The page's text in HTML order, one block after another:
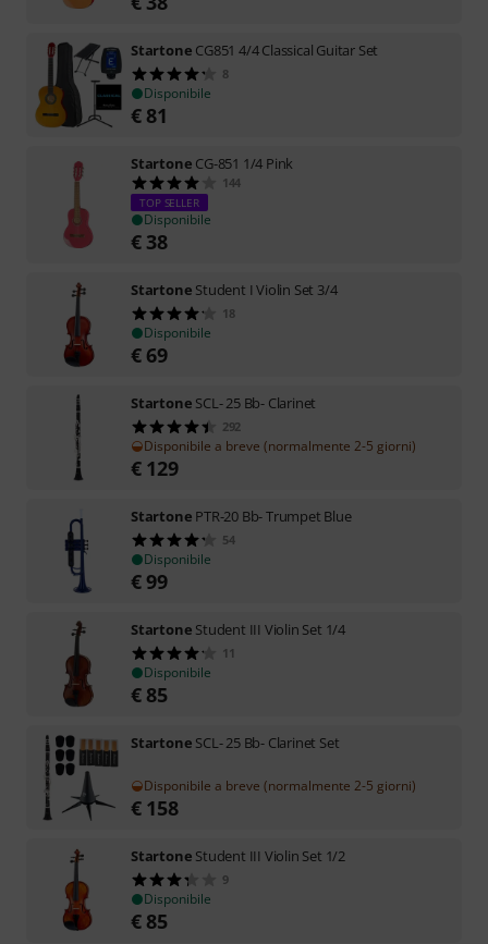
Startone CG851 4/4 Classical Guitar Set
8
Disponibile
€ 81
Startone CG-851 1/4 Pink
144
TOP SELLER
Disponibile
€ 38
Startone Student I Violin Set 3/4
18
Disponibile
€ 69
Startone SCL- 25 Bb- Clarinet
292
Disponibile a breve (normalmente 2-5 giorni)
€ 129
Startone PTR-20 Bb- Trumpet Blue
54
Disponibile
€99
Startone Student III Violin Set 1/4
11
Disponibile
€ 85
Startone SCL- 25 Bb- Clarinet Set
Disponibile a breve (normalmente 2-5 giorni)
€ 158
Startone Student III Violin Set 1/2
9
Disponibile
€ 85